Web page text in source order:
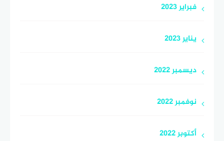
فبراير 2023
يناير 2023
ديسمبر 2022
نوفمبر 2022
أكتوبر 2022